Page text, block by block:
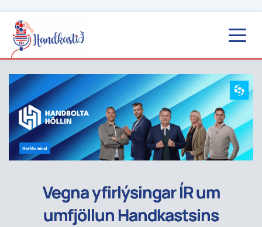
Vegna yfirlýsingar ÍR um
umfjöllun Handkastsins